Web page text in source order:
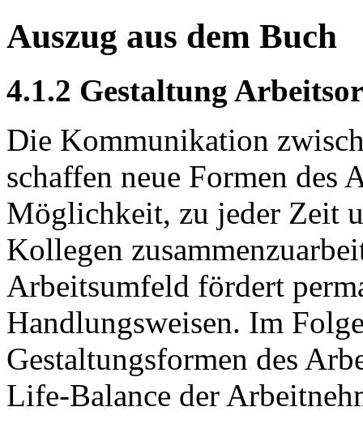
Auszug aus dem Buch
4.1.2 Gestaltung
Die Kommunikation
schaffen neue Formen des
Möglichkeit, zu jeder Zeit
Kollegen
Arbeitsumfeld fördert
Handlungsweisen. Im
Gestaltungsformen des
Life-Balance der